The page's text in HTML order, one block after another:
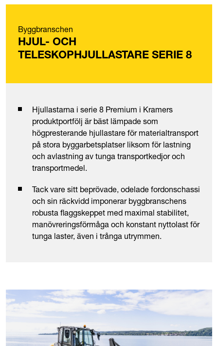
Byggbranschen
HJUL- OCH
TELESKOPHJULLASTARE SERIE 8
Hjullastarna i serie 8 Premium i Kramers
produktportfölj är bäst lämpade som
högpresterande hjullastare för materialtransport
på stora byggarbetsplatser liksom för lastning
och avlastning av tunga transportkedjor och
transportmedel.
Tack vare sitt beprövade, odelade fordonschassi
och sin räckvidd imponerar byggbranschens
robusta flaggskeppet med maximal stabilitet,
manövreringsförmåga och konstant nyttolast för
tunga laster, även i trånga utrymmen.